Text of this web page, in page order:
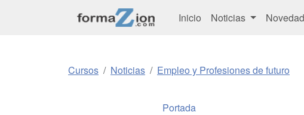
Inicio Noticias
Cursos Noticias Empleo y Profesiones de futuro
Portada